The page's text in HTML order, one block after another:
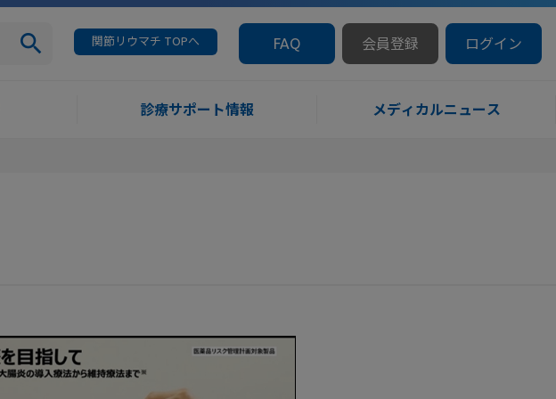
関節リウマチ TOPへ FAQ 会員登録 ログイン
診療サポート情報 メディカルニュース